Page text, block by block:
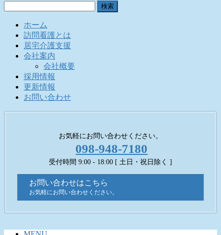
ホーム
訪問看護とは
居宅介護支援
会社案内
会社概要
採用情報
更新情報
お問い合わせ
お気軽にお問い合わせください。
098-948-7180
受付時間 9:00 - 18:00 [ 土日・祝日除く ]
お問い合わせはこちら
お気軽にお問い合わせください。